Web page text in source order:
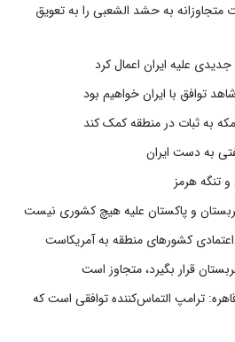
به حشد الشعبی را به تعویق
علیه ایران اعمال کرد
توافق با ایران خواهیم بود
به ثبات در منطقه کمک کند
تنگه هرمز
و پاکستان علیه هیچ کشوری نیست
کشورهای منطقه به آمریکاست
قرار بگیرد، متجاوز است
ترامپ التماس‌کننده توافقی است که